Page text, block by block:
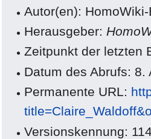
Autor(en):
Herausgeber:
Zeitpunkt der letzten
Datum des Abrufs:
Permanente URL:
Versionskennung: